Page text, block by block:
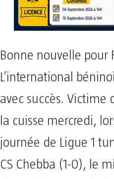
Bonne nouvelle pour
L’international
avec succès. Victime
la cuisse mercredi,
journée de Ligue 1
CS Chebba (1-0), le